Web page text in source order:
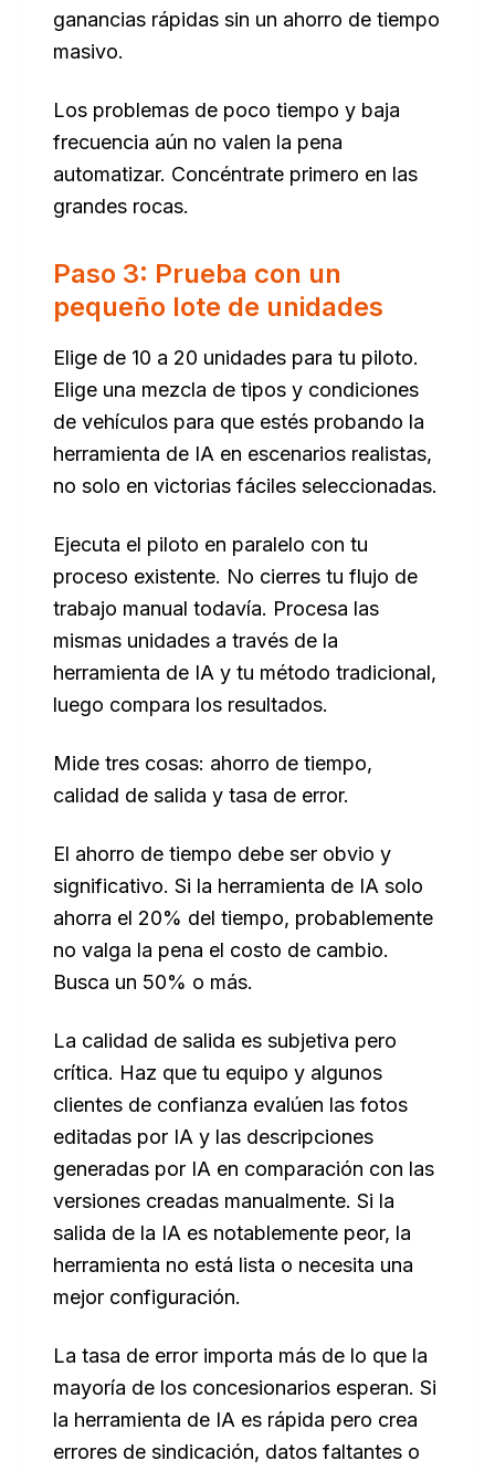
ganancias rápidas sin un ahorro de tiempo
masivo.
Los problemas de poco tiempo y baja
frecuencia aún no valen la pena
automatizar. Concéntrate primero en las
grandes rocas.
Paso 3: Prueba con un
pequeño lote de unidades
Elige de 10 a 20 unidades para tu piloto.
Elige una mezcla de tipos y condiciones
de vehículos para que estés probando la
herramienta de IA en escenarios realistas,
no solo en victorias fáciles seleccionadas.
Ejecuta el piloto en paralelo con tu
proceso existente. No cierres tu flujo de
trabajo manual todavía. Procesa las
mismas unidades a través de la
herramienta de IA y tu método tradicional,
luego compara los resultados.
Mide tres cosas: ahorro de tiempo,
calidad de salida y tasa de error.
El ahorro de tiempo debe ser obvio y
significativo. Si la herramienta de IA solo
ahorra el 20% del tiempo, probablemente
no valga la pena el costo de cambio.
Busca un 50% o más.
La calidad de salida es subjetiva pero
crítica. Haz que tu equipo y algunos
clientes de confianza evalúen las fotos
editadas por IA y las descripciones
generadas por IA en comparación con las
versiones creadas manualmente. Si la
salida de la IA es notablemente peor, la
herramienta no está lista o necesita una
mejor configuración.
La tasa de error importa más de lo que la
mayoría de los concesionarios esperan. Si
la herramienta de IA es rápida pero crea
errores de sindicación, datos faltantes o